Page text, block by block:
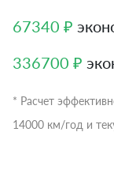
67340 ₽
336700 ₽
* Расчет
14000 км/год и